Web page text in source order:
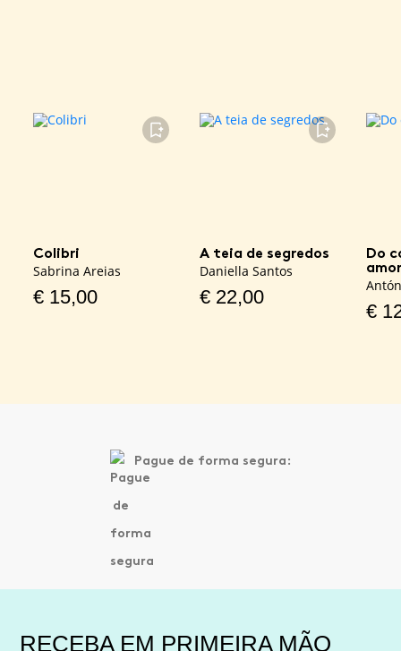
FAVORITO
Colibri
Sabrina Areias
€ 15,00
FAVORITO
A teia de segredos
Daniella Santos
€ 22,00
Do
amor
€
Pague de forma segura:
RECEBA EM PRIMEIRA MÃO